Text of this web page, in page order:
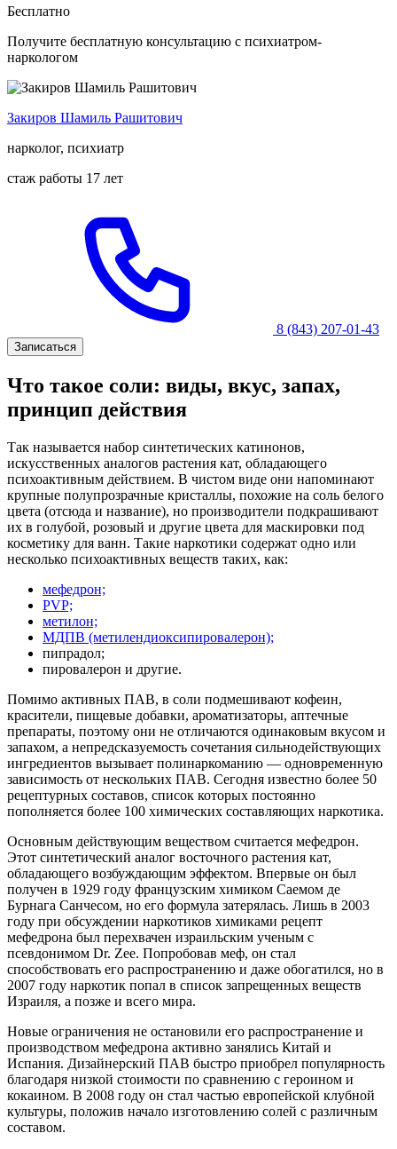
Бесплатно
Получите бесплатную консультацию с психиатром-
наркологом
Закиров Шамиль Рашитович
нарколог, психиатр
стаж работы 17 лет
8 (843) 207-01-43
Записаться
Что такое соли: виды, вкус, запах,
принцип действия
Так называется набор синтетических катинонов,
искусственных аналогов растения кат, обладающего
психоактивным действием. В чистом виде они напоминают
крупные полупрозрачные кристаллы, похожие на соль белого
цвета (отсюда и название), но производители подкрашивают
их в голубой, розовый и другие цвета для маскировки под
косметику для ванн. Такие наркотики содержат одно или
несколько психоактивных веществ таких, как:
мефедрон;
PVP;
метилон;
МДПВ (метилендиоксипировалерон);
пипрадол;
пировалерон и другие.
Помимо активных ПАВ, в соли подмешивают кофеин,
красители, пищевые добавки, ароматизаторы, аптечные
препараты, поэтому они не отличаются одинаковым вкусом и
запахом, а непредсказуемость сочетания сильнодействующих
ингредиентов вызывает полинаркоманию — одновременную
зависимость от нескольких ПАВ. Сегодня известно более 50
рецептурных составов, список которых постоянно
пополняется более 100 химических составляющих наркотика.
Основным действующим веществом считается мефедрон.
Этот синтетический аналог восточного растения кат,
обладающего возбуждающим эффектом. Впервые он был
получен в 1929 году французским химиком Саемом де
Бурнага Санчесом, но его формула затерялась. Лишь в 2003
году при обсуждении наркотиков химиками рецепт
мефедрона был перехвачен израильским ученым с
псевдонимом Dr. Zee. Попробовав меф, он стал
способствовать его распространению и даже обогатился, но в
2007 году наркотик попал в список запрещенных веществ
Израиля, а позже и всего мира.
Новые ограничения не остановили его распространение и
производством мефедрона активно занялись Китай и
Испания. Дизайнерский ПАВ быстро приобрел популярность
благодаря низкой стоимости по сравнению с героином и
кокаином. В 2008 году он стал частью европейской клубной
культуры, положив начало изготовлению солей с различным
составом.